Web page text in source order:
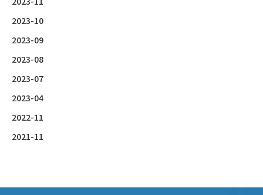
2023-10
2023-09
2023-08
2023-07
2023-04
2022-11
2021-11